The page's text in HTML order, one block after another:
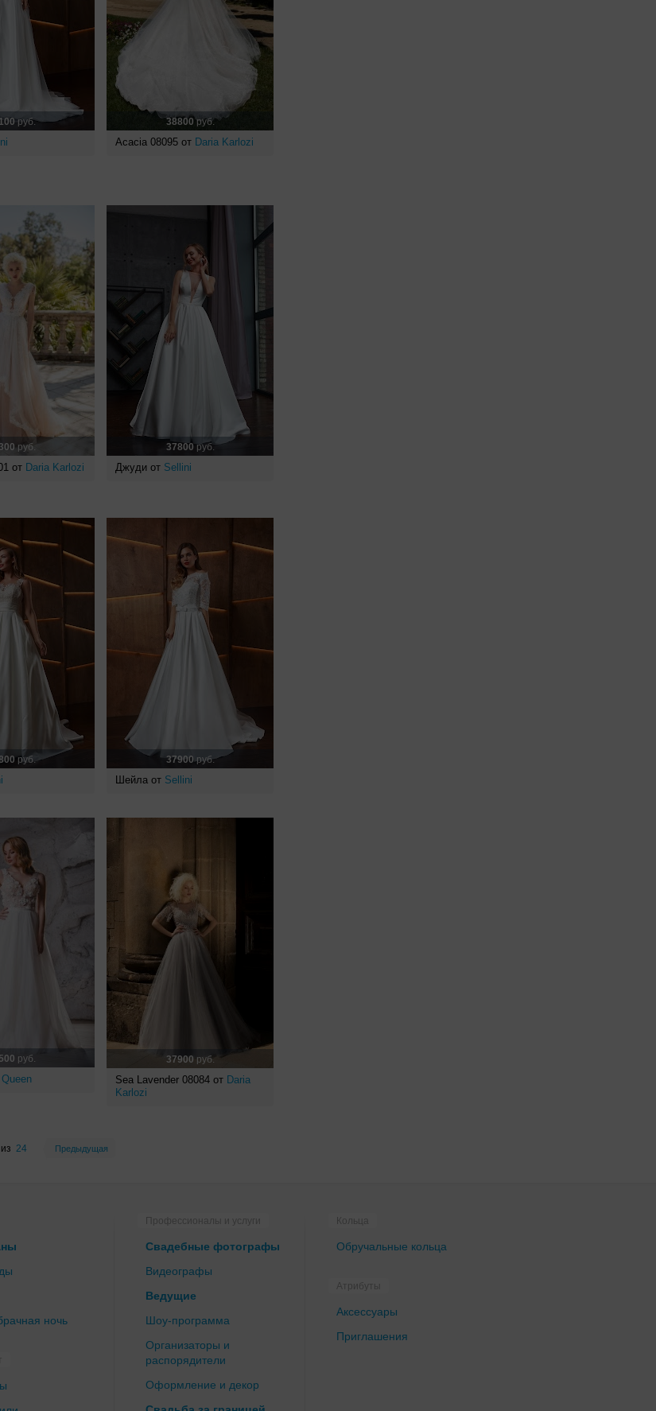
руб. 38800руб.
Acacia 08095 от Daria Karlozi
руб.
от Daria Karlozi
37800 руб.
Джуди от Sellini
руб. 37900руб.
Шейла от Sellini
руб.
Queen
37900 руб.
Sea Lavender 08084 от Daria
Karlozi
из 24 Предыдущая
ночь
Профессионалы и услуги
Свадебные фотографы
Видеографы
Ведущие
Шоу-программа
Организаторы и
распорядители
Оформление и декор
Кольца
Обручальные кольца
Атрибуты
Аксессуары
Приглашения